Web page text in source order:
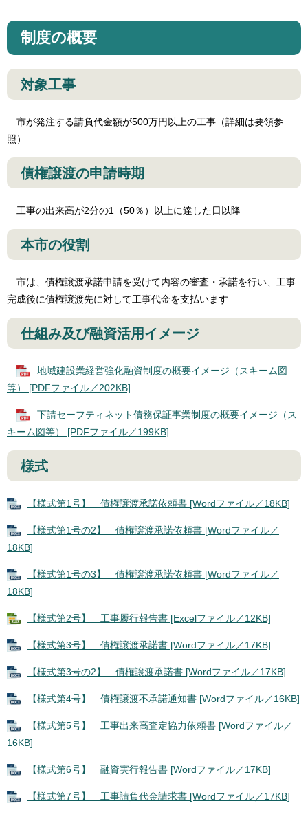
制度の概要
対象工事
市が発注する請負代金額が500万円以上の工事（詳細は要領参
照）
債権譲渡の申請時期
工事の出来高が2分の1（50％）以上に達した日以降
本市の役割
市は、債権譲渡承諾申請を受けて内容の審査・承諾を行い、工事
完成後に債権譲渡先に対して工事代金を支払います
仕組み及び融資活用イメージ
地域建設業経営強化融資制度の概要イメージ（スキーム図
等） [PDFファイル／202KB]
下請セーフティネット債務保証事業制度の概要イメージ（ス
キーム図等） [PDFファイル／199KB]
様式
【様式第1号】 債権譲渡承諾依頼書 [Wordファイル／18KB]
【様式第1号の2】 債権譲渡承諾依頼書 [Wordファイル／
18KB]
【様式第1号の3】 債権譲渡承諾依頼書 [Wordファイル／
18KB]
【様式第2号】 工事履行報告書 [Excelファイル／12KB]
【様式第3号】 債権譲渡承諾書 [Wordファイル／17KB]
【様式第3号の2】 債権譲渡承諾書 [Wordファイル／17KB]
【様式第4号】 債権譲渡不承諾通知書 [Wordファイル／16KB]
【様式第5号】 工事出来高査定協力依頼書 [Wordファイル／
16KB]
【様式第6号】 融資実行報告書 [Wordファイル／17KB]
【様式第7号】 工事請負代金請求書 [Wordファイル／17KB]